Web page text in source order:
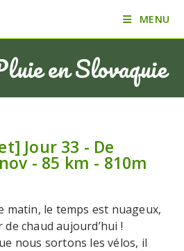
MENU
en Slovaquie
Jour 33 - De
- 85 km - 810m
matin, le temps est nuageux,
chaud aujourd’hui !
nous sortons les vélos, il